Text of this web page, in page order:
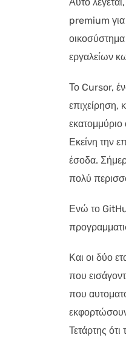
premium για
εργαλείων
Το Cursor,
επιχείρηση,
Εκείνη την
έσοδα.
πολύ
Ενώ το
Και οι δύο
που
που
Τετάρτης